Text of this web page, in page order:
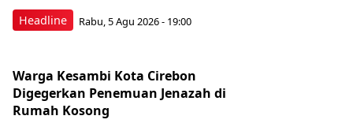
Headline Rabu, 5 Agu 2026 - 19:00
Warga Kesambi Kota Cirebon
Digegerkan Penemuan Jenazah di
Rumah Kosong